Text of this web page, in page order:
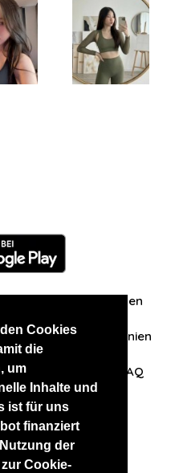
Cookies
die
um
Inhalte und
ist für uns
finanziert
der
Cookie-
Zuschriften/Erfahrungen
Datenschutzrichtlinien
auf FAQ
Websites
RussianKisses